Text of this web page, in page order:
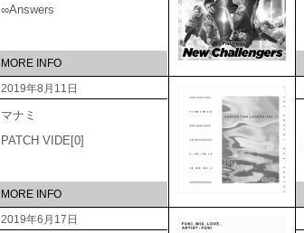
∞Answers
MORE INFO
2019年8月11日
マナミ
PATCH VIDE[0]
MORE INFO
2019年6月17日